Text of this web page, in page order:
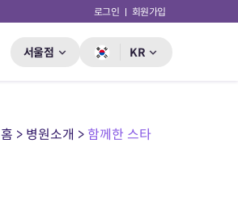
로그인 회원가입
서울점 KR
홈 > 병원소개 > 함께한 스타